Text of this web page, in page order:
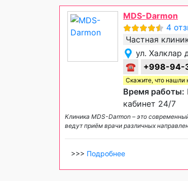
MDS-Darmon
4
Частная
ул. Халклар
☎
+998-94-
Скажите, что нашли
Время работы:
кабинет 24/7
Клиника MDS-Darmon – это
ведут приём врачи различных
>>> Подробнее